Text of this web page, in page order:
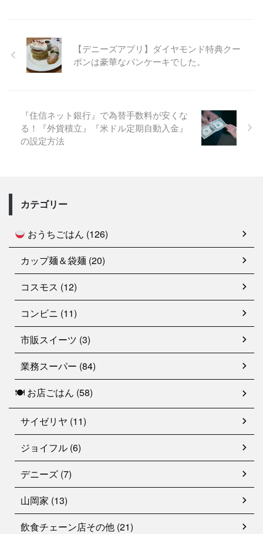
【デニーズアプリ】ダイヤモンド特典クー
ポンは豪華なパンケーキでした。
『住信ネット銀行』で為替手数料が安くな
る！『外貨積立』『米ドル定期自動入金』
の設定方法
カテゴリー
おうちごはん (126)
カップ麺＆袋麺 (20)
コスモス (12)
コンビニ (11)
市販スイーツ (3)
業務スーパー (84)
🍽 お店ごはん (58)
サイゼリヤ (11)
ジョイフル (6)
デニーズ (7)
山岡家 (13)
飲食チェーン店その他 (21)